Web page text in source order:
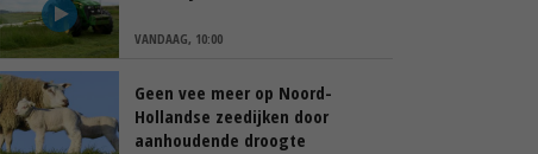
VANDAAG, 10:00
Geen vee meer op Noord-
Hollandse zeedijken door
aanhoudende droogte